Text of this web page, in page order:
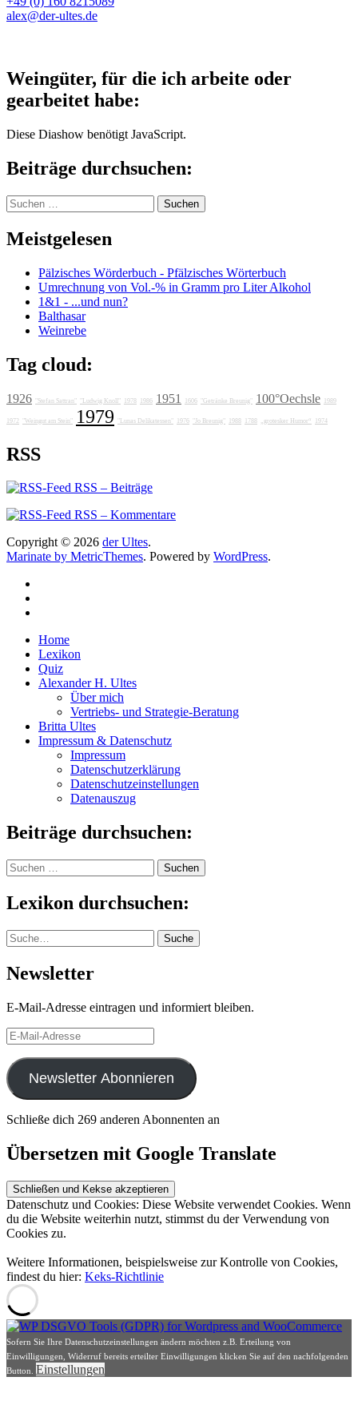
alex@der-ultes.de
Weingüter, für die ich arbeite oder
gearbeitet habe:
Diese Diashow benötigt JavaScript.
Beiträge durchsuchen:
Suchen
nach:
Meistgelesen
Pälzisches Wörderbuch - Pfälzisches Wörterbuch
Umrechnung von Vol.-% in Gramm pro Liter Alkohol
1&1 - ...und nun?
Balthasar
Weinrebe
Tag cloud:
1926 "Stefan Sattran" "Ludwig Knoll" 1978 1986 1951 1606 "Getränke Breunig" 100°Oechsle 1989
1972 "Weingut am Stein" 1979 "Lunas Delikatessen" 1976 "Jo Breunig" 1988 1788 „grotesker Humor“ 1974
RSS
RSS – Beiträge
RSS – Kommentare
Copyright © 2026 der Ultes.
Marinate by MetricThemes. Powered by WordPress.
Home
Lexikon
Quiz
Alexander H. Ultes
Über mich
Vertriebs- und Strategie-Beratung
Britta Ultes
Impressum & Datenschutz
Impressum
Datenschutzerklärung
Datenschutzeinstellungen
Datenauszug
Beiträge durchsuchen:
Suchen
nach:
Lexikon durchsuchen:
Suche Suche
Newsletter
E-Mail-Adresse eintragen und informiert bleiben.
E-
Mail-
Adresse
Newsletter Abonnieren
Schließe dich 269 anderen Abonnenten an
Übersetzen mit Google Translate
Datenschutz und Cookies: Diese Website verwendet Cookies. Wenn
du die Website weiterhin nutzt, stimmst du der Verwendung von
Cookies zu.
Weitere Informationen, beispielsweise zur Kontrolle von Cookies,
findest du hier: Keks-Richtlinie
Sofern Sie Ihre Datenschutzeinstellungen ändern möchten z.B. Erteilung von
Einwilligungen, Widerruf bereits erteilter Einwilligungen klicken Sie auf den nachfolgenden
Button. Einstellungen